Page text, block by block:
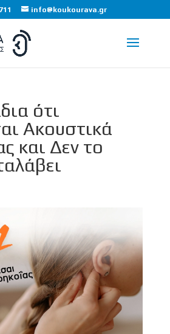
info@koukourava.gr
ότι
Ακουστικά
και Δεν το